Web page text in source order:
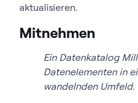
aktualisieren.
Mitnehmen
Ein Datenkatalog
Datenelementen in
wandelnden Umfeld.